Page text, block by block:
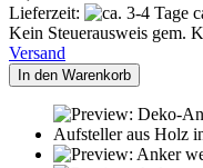
Lieferzeit:
Kein Steuerausweis gem.
Versand
In den Warenkorb